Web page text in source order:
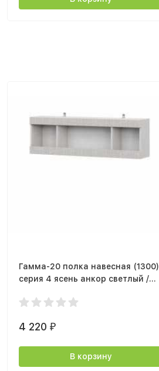
Гамма-20 полка навесная (1300)
серия 4 ясень анкор светлый /
4 220₽
В корзину